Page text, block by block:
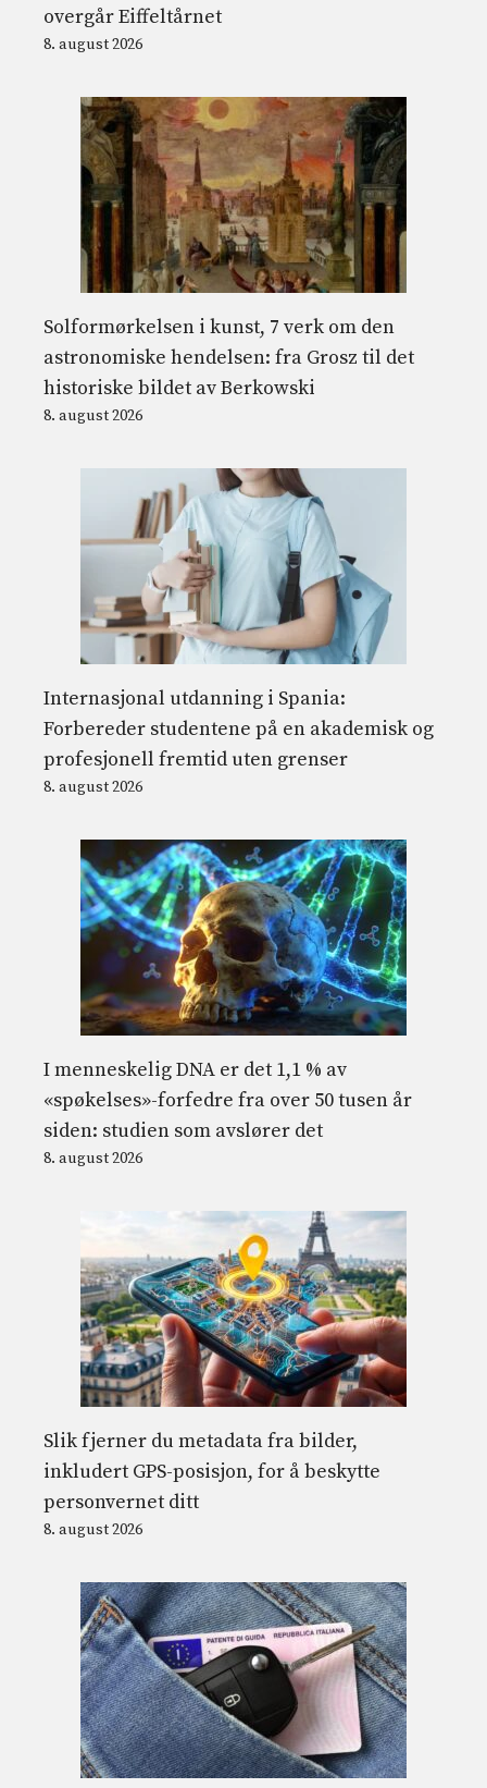
overgår Eiffeltårnet
8. august 2026
Solformørkelsen i kunst, 7 verk om den
astronomiske hendelsen: fra Grosz til det
historiske bildet av Berkowski
8. august 2026
Internasjonal utdanning i Spania:
Forbereder studentene på en akademisk og
profesjonell fremtid uten grenser
8. august 2026
I menneskelig DNA er det 1,1 % av
«spøkelses»-forfedre fra over 50 tusen år
siden: studien som avslører det
8. august 2026
Slik fjerner du metadata fra bilder,
inkludert GPS-posisjon, for å beskytte
personvernet ditt
8. august 2026